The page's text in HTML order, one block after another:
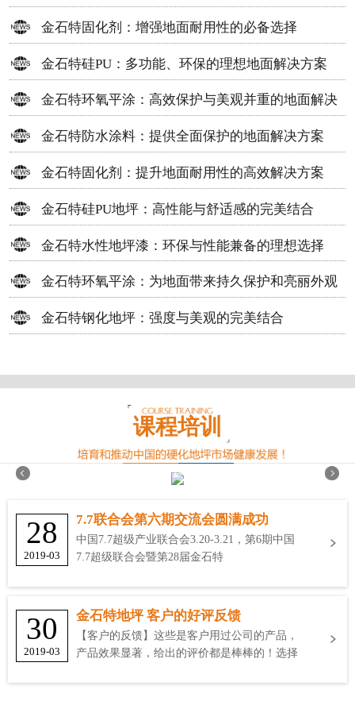
方案
金石特固化剂：增强地面耐用性的必备选择
金石特硅PU：多功能、环保的理想地面解决方案
金石特环氧平涂：高效保护与美观并重的地面解决
方案
金石特防水涂料：提供全面保护的地面解决方案
金石特固化剂：提升地面耐用性的高效解决方案
金石特硅PU地坪：高性能与舒适感的完美结合
金石特水性地坪漆：环保与性能兼备的理想选择
金石特环氧平涂：为地面带来持久保护和亮丽外观
金石特钢化地坪：强度与美观的完美结合
课程培训
28
2019-03
7.7联合会第六期交流会圆满成功
中国7.7超级产业联合会3.20-3.21，第6期中国
7.7超级联合会暨第28届金石特
30
2019-03
金石特地坪 客户的好评反馈
【客户的反馈】这些是客户用过公司的产品，
产品效果显著，给出的评价都是棒棒的！选择